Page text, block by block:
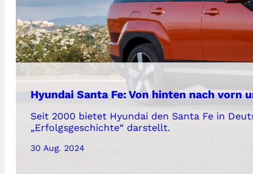
Hyundai Santa Fe: Von hinten nach vorn
Seit 2000 bietet Hyundai den Santa Fe in
„Erfolgsgeschichte“ darstellt.
30 Aug. 2024